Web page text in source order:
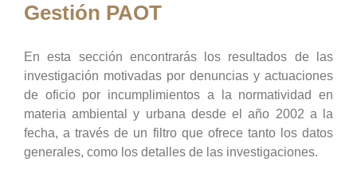
Gestión PAOT
En esta sección encontrarás los resultados de las
investigación motivadas por denuncias y actuaciones
de oficio por incumplimientos a la normatividad en
materia ambiental y urbana desde el año 2002 a la
fecha, a través de un filtro que ofrece tanto los datos
generales, como los detalles de las investigaciones.